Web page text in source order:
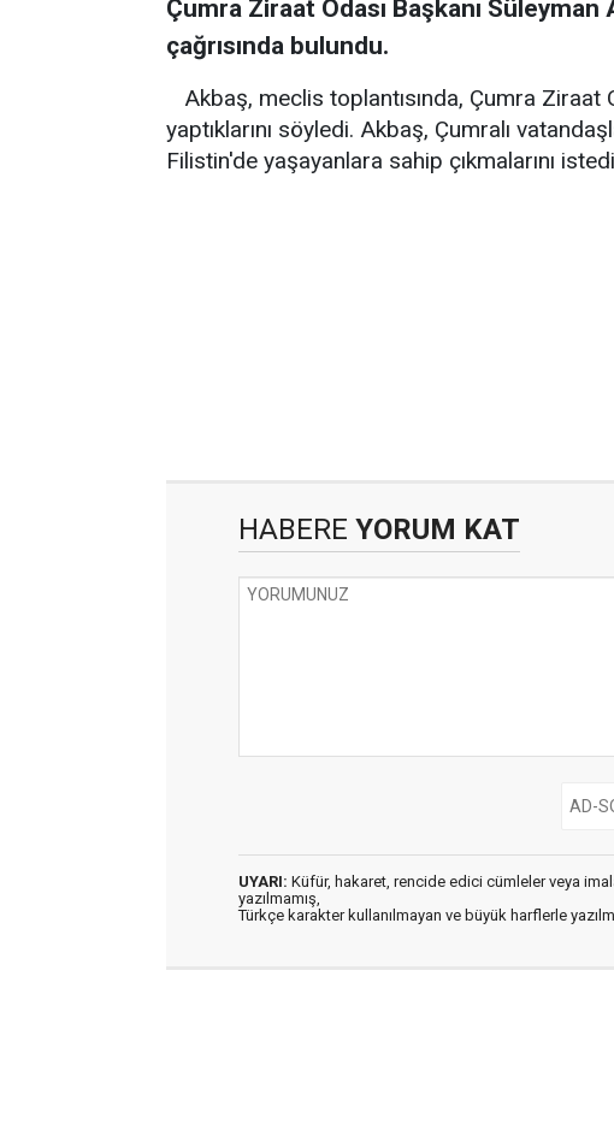
Çumra Ziraat Odası Başkanı Süleyman
çağrısında bulundu.
Akbaş, meclis toplantısında, Çumra Ziraat
yaptıklarını söyledi. Akbaş, Çumralı
Filistin'de yaşayanlara sahip çıkmalarını
HABERE YORUM KAT
UYARI: Küfür, hakaret, rencide edici cümleler veya
yazılmamış,
Türkçe karakter kullanılmayan ve büyük harflerle